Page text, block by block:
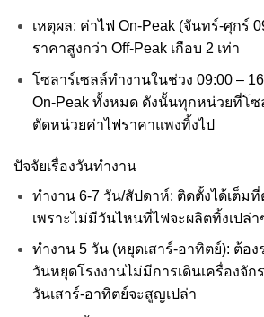
เหตุผล: ค่าไฟ On-Peak (จันทร์-ศุกร์
ราคาสูงกว่า Off-Peak เกือบ 2 เท่า
โซลาร์เซลล์ทำงานในช่วง 09:00 –
On-Peak ทั้งหมด ดังนั้นทุกหน่วยที่โซ
ตัดหน่วยค่าไฟราคาแพงทิ้งไป
ปัจจัยเรื่องวันทำงาน
ทำงาน 6-7 วัน/สัปดาห์: ติดตั้งได้เต็มที่
เพราะไม่มีวันไหนที่ไฟจะผลิตทิ้งเปล่า
ทำงาน 5 วัน (หยุดเสาร์-อาทิตย์): ต้อง
วันหยุดโรงงานไม่มีการเดินเครื่องจัก
วันเสาร์-อาทิตย์จะสูญเปล่า